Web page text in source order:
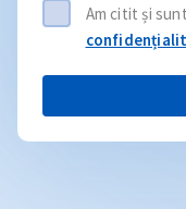
Am citit și